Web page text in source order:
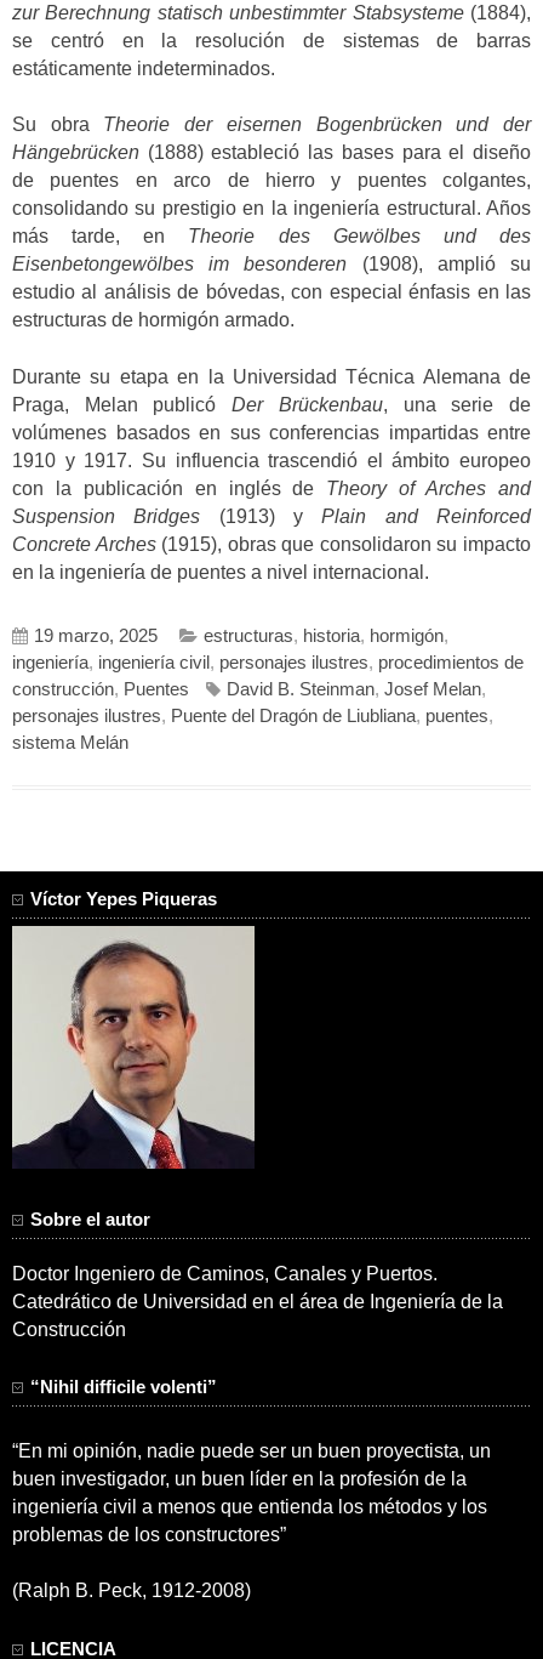
zur Berechnung statisch unbestimmter Stabsysteme(1884),
se centró en la resolución de sistemas de barras
estáticamente indeterminados.
Su obra Theorie der eisernen Bogenbrücken und der
Hängebrücken (1888) estableció las bases para el diseño
de puentes en arco de hierro y puentes colgantes,
consolidando su prestigio en la ingeniería estructural. Años
más tarde, en Theorie des Gewölbes und des
Eisenbetongewölbes im besonderen (1908), amplió su
estudio al análisis de bóvedas, con especial énfasis en las
estructuras de hormigón armado.
Durante su etapa en la Universidad Técnica Alemana de
Praga, Melan publicóDer Brückenbau, una serie de
volúmenes basados en sus conferencias impartidas entre
1910 y 1917. Su influencia trascendió el ámbito europeo
con la publicación en inglés de Theory of Arches and
Suspension Bridges (1913) yPlain and Reinforced
Concrete Arches(1915), obras que consolidaron su impacto
en la ingeniería de puentes a nivel internacional.
19 marzo, 2025 estructuras, historia, hormigón,
ingeniería, ingeniería civil , personajes ilustres, procedimientos de
construcción, Puentes David B. Steinman, Josef Melan,
personajes ilustres, Puente del Dragón de Liubliana, puentes,
sistema Melán
Víctor Yepes Piqueras
Sobre el autor
Doctor Ingeniero de Caminos, Canales y Puertos.
Catedrático de Universidad en el área de Ingeniería de la
Construcción
“Nihil difficile volenti”
“En mi opinión, nadie puede ser un buen proyectista, un
buen investigador, un buen líder en la profesión de la
ingeniería civil a menos que entienda los métodos y los
problemas de los constructores”
(Ralph B. Peck, 1912-2008)
LICENCIA